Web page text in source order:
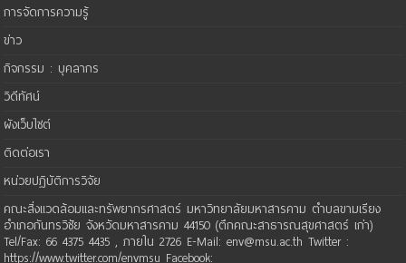
การจัดการความรู้
ข่าว
กิจกรรม : บุคลากร
วิดีทัศน์
ผังเว็บไซต์
ติดต่อเรา
หน่วยปฏิบัติการวิจัย
คณะสิ่งแวดล้อมและทรัพยากรศาสตร์ มหาวิทยาลัยมหาสารคาม ตำบลขามเรียง
อำเภอกันทรวิชัย จังหวัดมหาสารคาม 44150 (ตึกคณะสาธารณสุขศาสตร์ เก่า)
Tel/Fax: 66 4375 4435 , ภายใน 2726 E-Mail: env@msu.ac.th Twitter :
https://www.twitter.com/envmsu Facebook: